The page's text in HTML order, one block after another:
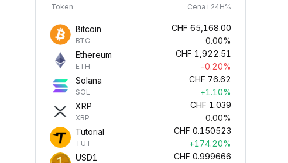
Token Cena i 24H%
Bitcoin
BTC
CHF 65,168.00
0.00%
Ethereum
ETH
CHF 1,922.51
-0.20%
Solana
SOL
CHF 76.62
+1.10%
XRP
XRP
CHF 1.039
0.00%
Tutorial
TUT
CHF 0.150523
+174.20%
USD1
CHF 0.999666